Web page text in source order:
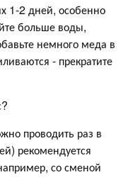
1-2 дней, особенно
больше воды,
немного меда в
- прекратите
проводить раз в
рекомендуется
со сменой